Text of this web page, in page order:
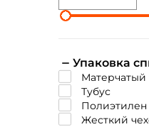
Упаковка
Тубус
Полиэтилен
Жесткий